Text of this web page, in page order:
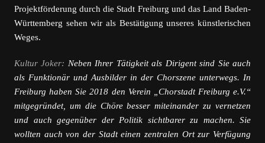
Projektförderung durch die Stadt Freiburg und das Land Baden-
Württemberg sehen wir als Bestätigung unseres künstlerischen
Weges.
Kultur Joker: Neben Ihrer Tätigkeit als Dirigent sind Sie auch
als Funktionär und Ausbilder in der Chorszene unterwegs. In
Freiburg haben Sie 2018 den Verein „Chorstadt Freiburg e.V.“
mitgegründet, um die Chöre besser miteinander zu vernetzen
und auch gegenüber der Politik sichtbarer zu machen. Sie
wollten auch von der Stadt einen zentralen Ort zur Verfügung